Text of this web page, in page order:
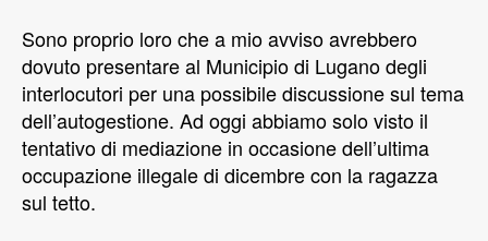
Sono proprio loro che a mio avviso avrebbero
dovuto presentare al Municipio di Lugano degli
interlocutori per una possibile discussione sul tema
dell’autogestione. Ad oggi abbiamo solo visto il
tentativo di mediazione in occasione dell’ultima
occupazione illegale di dicembre con la ragazza
sul tetto.